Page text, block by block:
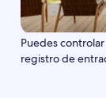
Puedes
registro de